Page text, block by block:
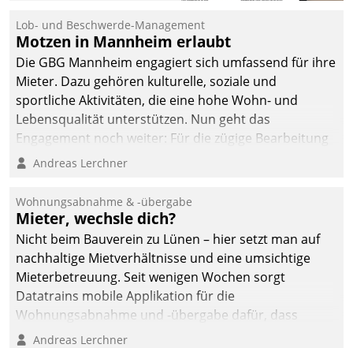
Ressort Kapitalanlage für
künftige Aufgaben und
Herausforderungen
gerüstet.
Lob- und Beschwerde-Management
Motzen in Mannheim erlaubt
Die GBG Mannheim engagiert sich umfassend für ihre
Mieter. Dazu gehören kulturelle, soziale und
sportliche Aktivitäten, die eine hohe Wohn- und
Lebensqualität unterstützen. Nun geht das
Engagement noch weiter: Für die zügige Bearbeitung
von Beschwerden – oder Lob – richtet das
und Beschwerde-Management einen eigenen Kanal
ein.
Andreas Lerchner
Wohnungsabnahme & -übergabe
Mieter, wechsle dich?
Nicht beim Bauverein zu Lünen – hier setzt man auf
nachhaltige Mietverhältnisse und eine umsichtige
Mieterbetreuung. Seit wenigen Wochen sorgt
Datatrains mobile Applikation für die
Wohnungsabnahme und -übergabe dafür, dass
Mieter wohlgeordnet kommen und, so es sein muss,
Andreas Lerchner